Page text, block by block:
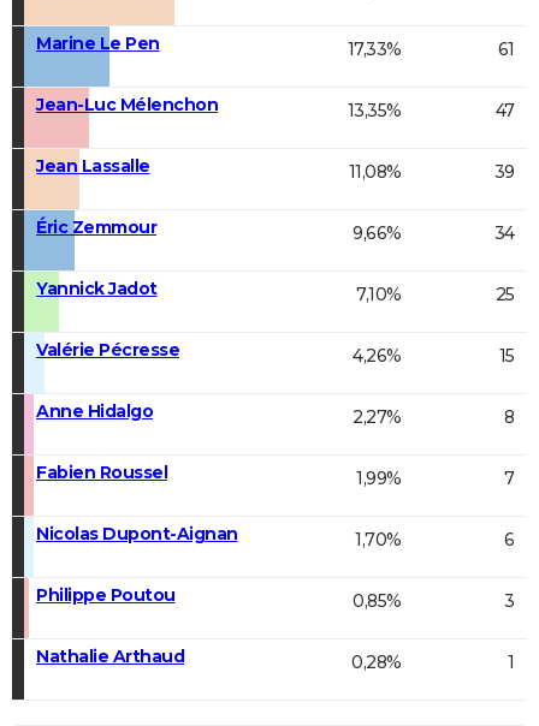
Marine Le Pen 17,33% 61
Jean-Luc Mélenchon 13,35% 47
Jean Lassalle 11,08% 39
Éric Zemmour 9,66% 34
Yannick Jadot 7,10% 25
Valérie Pécresse 4,26% 15
Anne Hidalgo 2,27% 8
Fabien Roussel 1,99% 7
Nicolas Dupont-Aignan 1,70% 6
Philippe Poutou 0,85% 3
Nathalie Arthaud 0,28% 1